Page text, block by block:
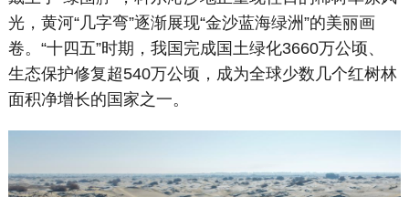
光，黄河“几字弯”逐渐展现“金沙蓝海绿洲”的美丽画
卷。“十四五”时期，我国完成国土绿化3660万公顷、
生态保护修复超540万公顷，成为全球少数几个红树林
面积净增长的国家之一。